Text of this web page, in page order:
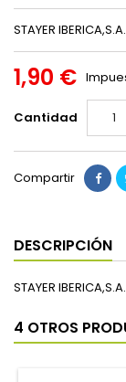
STAYER
1,90 €
Cantidad
Compartir
DESCRIPCIÓN
STAYER
4 OTROS